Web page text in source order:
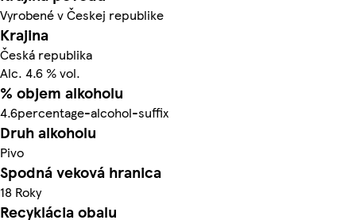
Vyrobené v Českej republike
Krajina
Česká republika
Alc. 4.6 % vol.
% objem alkoholu
4.6percentage-alcohol-suffix
Druh alkoholu
Pivo
Spodná veková hranica
18 Roky
Recyklácia obalu